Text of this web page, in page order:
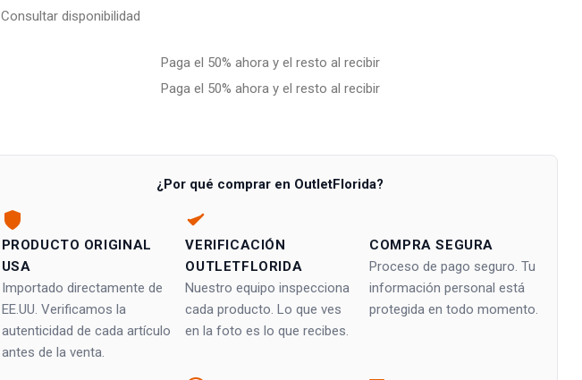
Consultar disponibilidad
Paga el 50% ahora y el resto al recibir
Paga el 50% ahora y el resto al recibir
¿Por qué comprar en OutletFlorida?
PRODUCTO ORIGINAL
USA
Importado directamente de
EE.UU. Verificamos la
autenticidad de cada artículo
antes de la venta.
VERIFICACIÓN
OUTLETFLORIDA
Nuestro equipo inspecciona
cada producto. Lo que ves
en la foto es lo que recibes.
COMPRA SEGURA
Proceso de pago seguro. Tu
información personal está
protegida en todo momento.